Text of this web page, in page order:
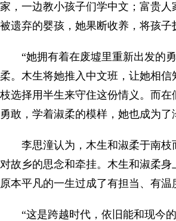
家，一边教小孩子们学中文；富贵
被遗弃的婴孩，她果断收养，将孩子
“她拥有着在废墟里重新出发的
柔。木生将她推入中文班，让她相
枝选择用半生来守住这份情义。而
勇敢，学着淑柔的模样，她也成为了
李思潼认为，木生和淑柔于南
对故乡的思念和牵挂。木生和淑柔
原本平凡的一生过成了有担当、有温
“这是跨越时代，依旧能和现今